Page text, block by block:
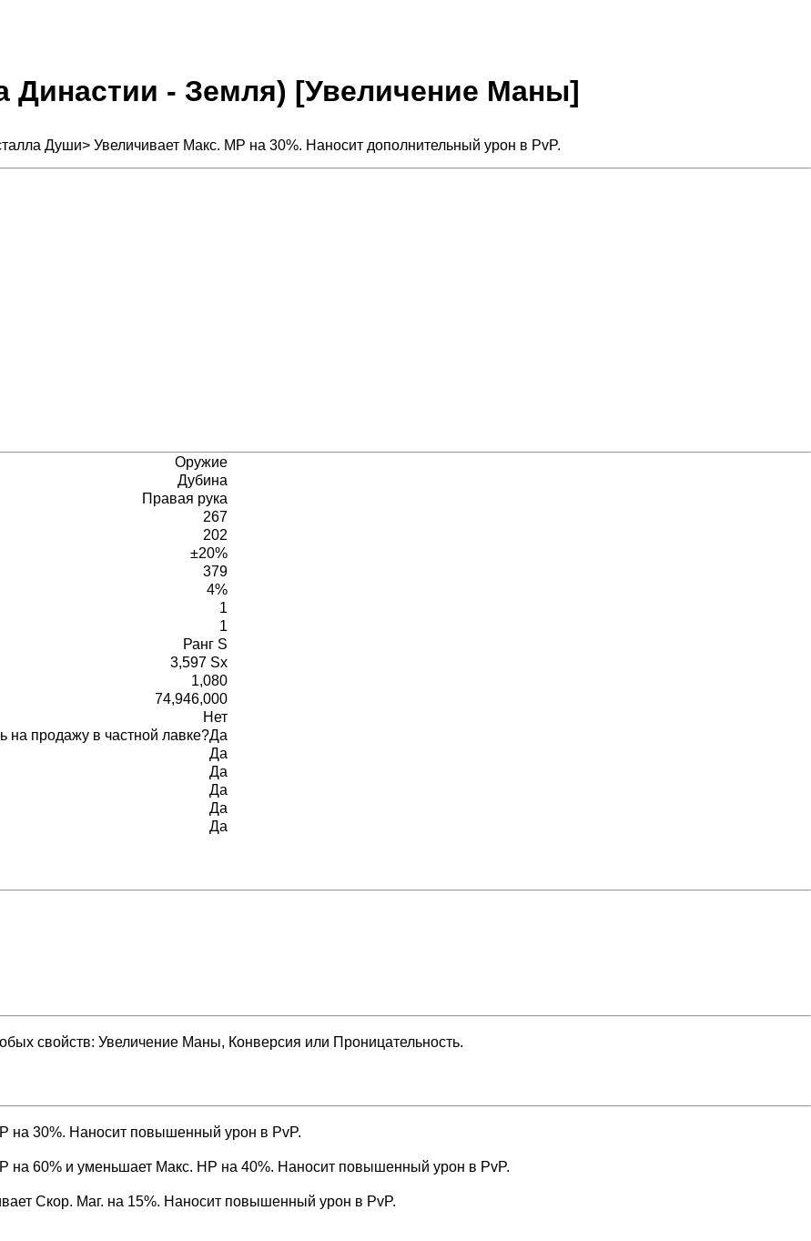
Династии - Земля) [Увеличение Маны]
Души> Увеличивает Макс. MP на 30%. Наносит дополнительный урон в PvP.
Оружие
Дубина
Правая рука
267
202
±20%
379
4%
1
1
Ранг S
3,597 Sx
1,080
74,946,000
Нет
на продажу в частной лавке?Да
Да
Да
Да
Да
Да
свойств: Увеличение Маны, Конверсия или Проницательность.
на 30%. Наносит повышенный урон в PvP.
на 60% и уменьшает Макс. HP на 40%. Наносит повышенный урон в PvP.
Скор. Маг. на 15%. Наносит повышенный урон в PvP.